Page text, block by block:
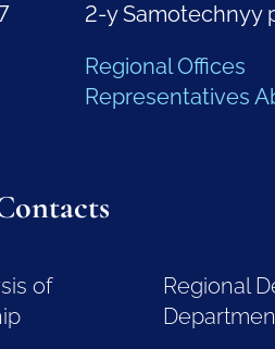
2-y Samotechnyy
Regional Offices
Representatives
of
Regional